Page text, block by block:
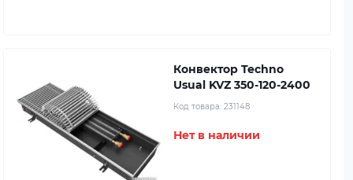
Конвектор Techno
Usual KVZ 350-120-2400
Код товара: 231148
Нет в наличии